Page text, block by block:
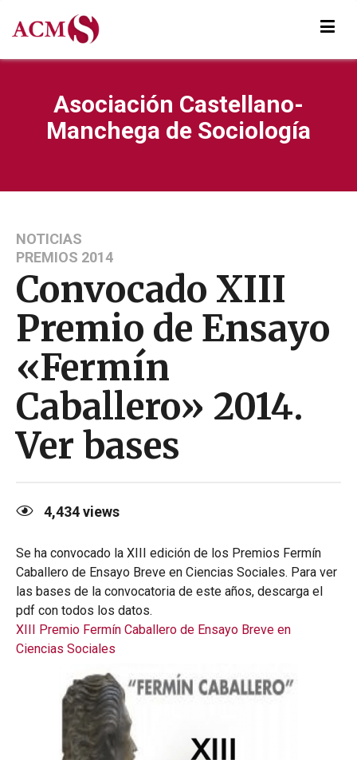
Asociación Castellano-
Manchega de Sociología
NOTICIAS
PREMIOS 2014
Convocado XIII
Premio de Ensayo
«Fermín
Caballero» 2014.
Ver bases
4,434views
Se ha convocado la XIII edición de los Premios Fermín
Caballero de Ensayo Breve en Ciencias Sociales. Para ver
las bases de la convocatoria de este años, descarga el
pdf con todos los datos.
XIII Premio Fermín Caballero de Ensayo Breve en
Ciencias Sociales